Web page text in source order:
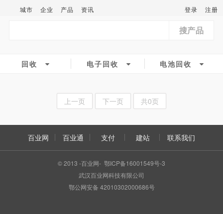
城市 企业 产品 资讯 登录 注册
搜产品
回收 电子回收 电池回收
上一页 下一页 共0页
百业网 百业通 支付 建站 联系我们
© 2013 -百业网- 鄂ICP备16001549号-3
武汉百业网科技有限公司
鄂公网安备 42010302000686号